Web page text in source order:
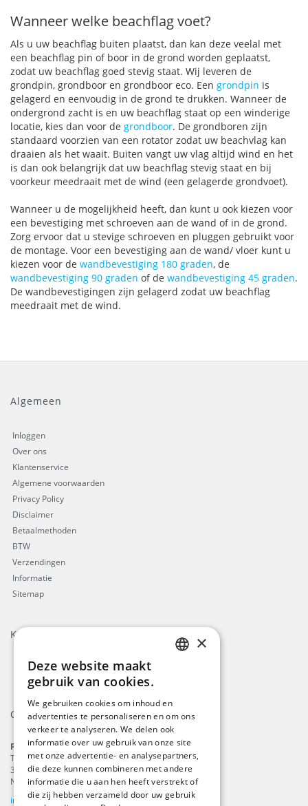
Wanneer welke beachflag voet?
Als u uw beachflag buiten plaatst, dan kan deze veelal met
een beachflag pin of boor in de grond worden geplaatst,
zodat uw beachflag goed stevig staat. Wij leveren de
grondpin, grondboor en grondboor eco. Een grondpin is
gelagerd en eenvoudig in de grond te drukken. Wanneer de
ondergrond zacht is en uw beachflag staat op een winderige
locatie, kies dan voor de grondboor. De grondboren zijn
standaard voorzien van een rotator zodat uw beachvlag kan
draaien als het waait. Buiten vangt uw vlag altijd wind en het
is dan ook belangrijk dat uw beachflag stevig staat en bij
voorkeur meedraait met de wind (een gelagerde grondvoet).
Wanneer u de mogelijkheid heeft, dan kunt u ook kiezen voor
een bevestiging met schroeven aan de wand of in de grond.
Zorg ervoor dat u stevige schroeven en pluggen gebruikt voor
de montage. Voor een bevestiging aan de wand/ vloer kunt u
kiezen voor de wandbevestiging 180 graden, de
wandbevestiging 90 graden of de wandbevestiging 45 graden.
De wandbevestigingen zijn gelagerd zodat uw beachflag
meedraait met de wind.
Algemeen
Inloggen
Over ons
Klantenservice
Algemene voorwaarden
Privacy Policy
Disclaimer
Betaalmethoden
BTW
Verzendingen
Informatie
Sitemap
Keurmerken
Contact
ProFlags B.V.
Tilbury 8
3897 AC,Zeewolde
Nederland
info@beachflags.com
GERMAN
FRENCH
×
Deze website maakt
gebruik van cookies.
We gebruiken cookies om inhoud en
advertenties te personaliseren en om ons
verkeer te analyseren. We delen ook
informatie over uw gebruik van onze site
met onze advertentie- en analysepartners,
die deze kunnen combineren met andere
informatie die u aan hen heeft verstrekt of
die zij hebben verzameld door uw gebruik